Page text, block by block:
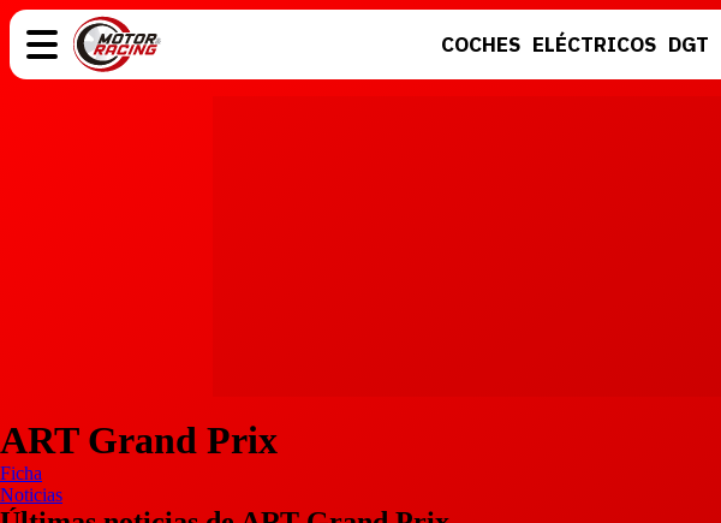
COCHES ELÉCTRICOS DGT
ART Grand Prix
Ficha
Noticias